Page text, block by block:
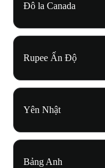
Đô la Canada
Rupee Ấn Độ
Yên Nhật
Bảng Anh